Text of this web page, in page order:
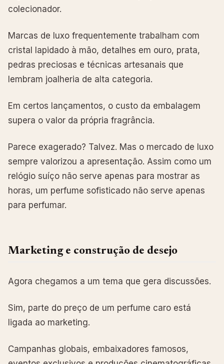
colecionador.
Marcas de luxo frequentemente trabalham com
cristal lapidado à mão, detalhes em ouro, prata,
pedras preciosas e técnicas artesanais que
lembram joalheria de alta categoria.
Em certos lançamentos, o custo da embalagem
supera o valor da própria fragrância.
Parece exagerado? Talvez. Mas o mercado de luxo
sempre valorizou a apresentação. Assim como um
relógio suíço não serve apenas para mostrar as
horas, um perfume sofisticado não serve apenas
para perfumar.
Marketing e construção de desejo
Agora chegamos a um tema que gera discussões.
Sim, parte do preço de um perfume caro está
ligada ao marketing.
Campanhas globais, embaixadores famosos,